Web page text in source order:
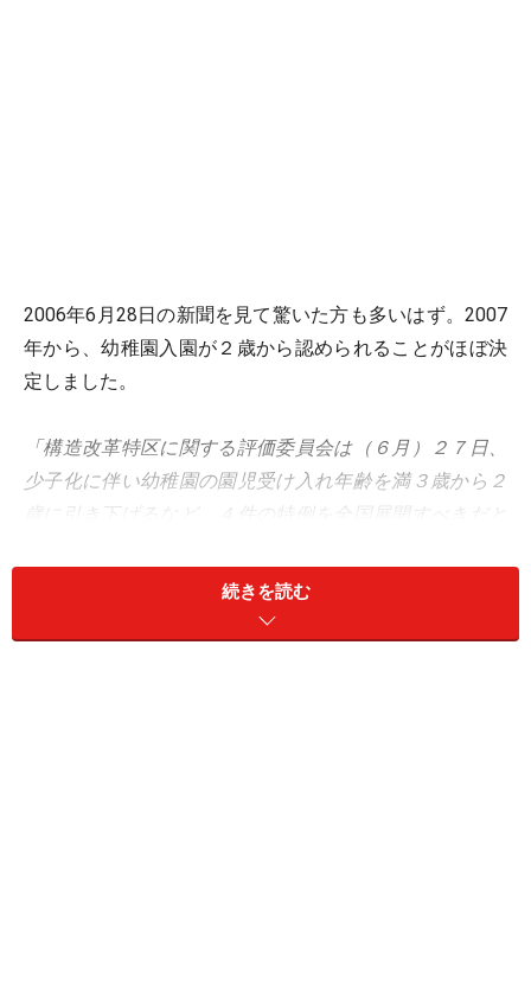
2006年6月28日の新聞を見て驚いた方も多いはず。2007
年から、幼稚園入園が２歳から認められることがほぼ決
定しました。
「構造改革特区に関する評価委員会は（６月）２７日、
少子化に伴い幼稚園の園児受け入れ年齢を満３歳から２
歳に引き下げるなど、４件の特例を全国展開すべきだと
長・小泉首相）が正式決定する。」
続きを読む